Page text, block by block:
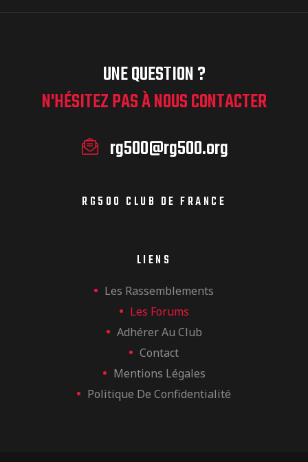
UNE QUESTION ?
N'HÉSITEZ PAS À NOUS CONTACTER
rg500@rg500.org
RG500 CLUB DE FRANCE
LIENS
Les Rassemblements
Les Forums
Adhérer Au Club
Contact
Mentions Légales
Politique De Confidentialité